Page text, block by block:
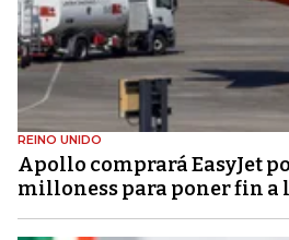
REINO UNIDO
Apollo comprará EasyJet
milloness para poner fin a